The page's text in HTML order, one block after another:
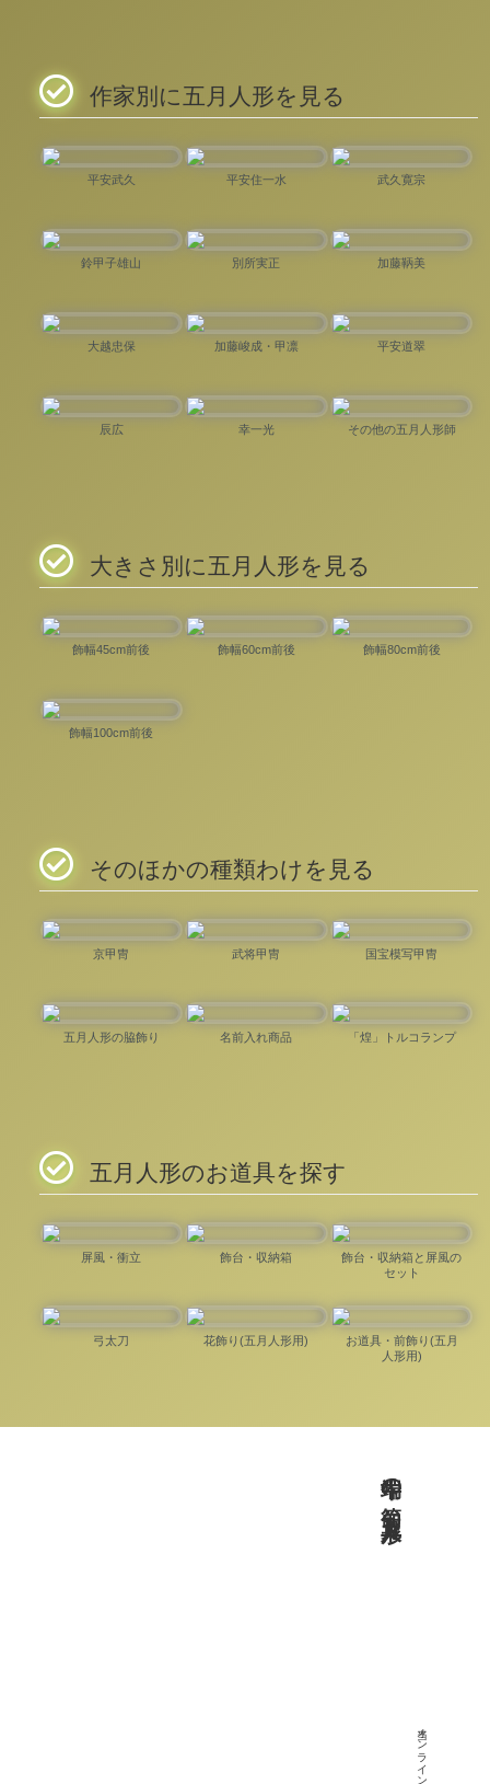
作家別に五月人形を見る
平安武久 平安住一水 武久寛宗
鈴甲子雄山 別所実正 加藤鞆美
大越忠保 加藤峻成・甲凛 平安道翠
辰広 幸一光 その他の五月人形師
大きさ別に五月人形を見る
飾幅45cm前後 飾幅60cm前後 飾幅80cm前後
飾幅100cm前後
そのほかの種類わけを見る
京甲冑 武将甲冑 国宝模写甲冑
五月人形の脇飾り 名前入れ商品 「煌」トルコランプ
五月人形のお道具を探す
屏風・衝立 飾台・収納箱
飾台・収納箱と屏風の
セット
弓太刀 花飾り(五月人形用)
お道具・前飾り(五月
人形用)
端午の節句 五月人形